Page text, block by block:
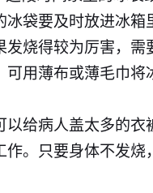
袋要及时放进冰箱
烧得较为厉害，
用薄布或薄毛巾将
给病人盖太多的
。只要身体不发